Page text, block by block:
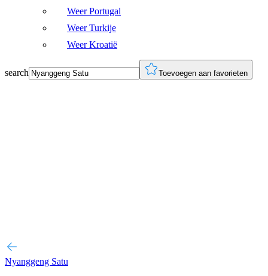
Weer Portugal
Weer Turkije
Weer Kroatië
search Toevoegen aan favorieten
Nyanggeng Satu